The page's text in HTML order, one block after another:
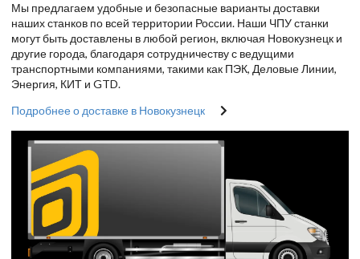
Мы предлагаем удобные и безопасные варианты доставки
наших станков по всей территории России. Наши ЧПУ станки
могут быть доставлены в любой регион, включая Новокузнецк и
другие города, благодаря сотрудничеству с ведущими
транспортными компаниями, такими как ПЭК, Деловые Линии,
Энергия, КИТ и GTD.
Подробнее о доставке в Новокузнецк